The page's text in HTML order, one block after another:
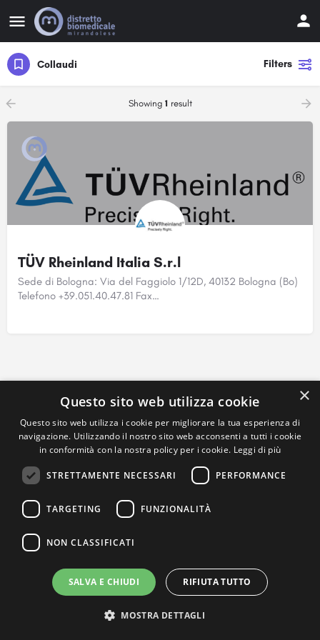
Collaudi Filters
Showing 1 result
TÜV Rheinland Italia S.r.l
Sede di Bologna: Via del Faggiolo 1/12D, 40132 Bologna (Bo)
Telefono +39.051.40.47.81 Fax…
×
Questo sito web utilizza cookie
Questo sito web utilizza i cookie per migliorare la tua esperienza di
navigazione. Utilizzando il nostro sito web acconsenti a tutti i cookie
in conformità con la nostra policy per i cookie. Leggi di più
STRETTAMENTE NECESSARI PERFORMANCE
TARGETING FUNZIONALITÀ
NON CLASSIFICATI
SALVA E CHIUDI RIFIUTA TUTTO
MOSTRA DETTAGLI